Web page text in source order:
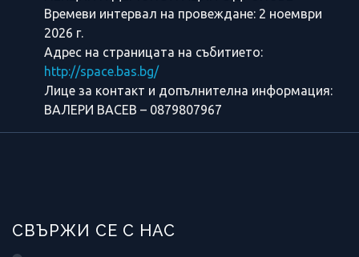
Времеви интервал на провеждане: 2 ноември
2026 г.
Адрес на страницата на събитието:
http://space.bas.bg/
Лице за контакт и допълнителна информация:
ВАЛЕРИ ВАСЕВ – 0879807967
СВЪРЖИ СЕ С НАС